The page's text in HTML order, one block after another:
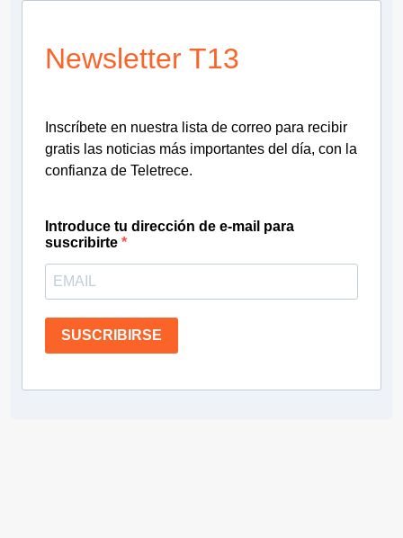
Newsletter T13
Inscríbete en nuestra lista de correo para recibir
gratis las noticias más importantes del día, con la
confianza de Teletrece.
Introduce tu dirección de e-mail para
suscribirte
SUSCRIBIRSE